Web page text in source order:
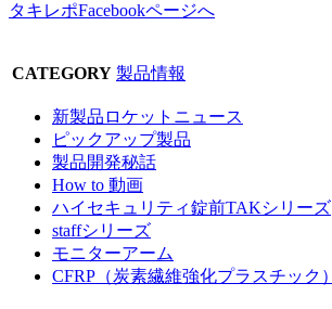
タキレポFacebookページへ
CATEGORY 製品情報
新製品ロケットニュース
ピックアップ製品
製品開発秘話
How to 動画
ハイセキュリティ錠前TAKシリーズ
staffシリーズ
モニターアーム
CFRP（炭素繊維強化プラスチック）